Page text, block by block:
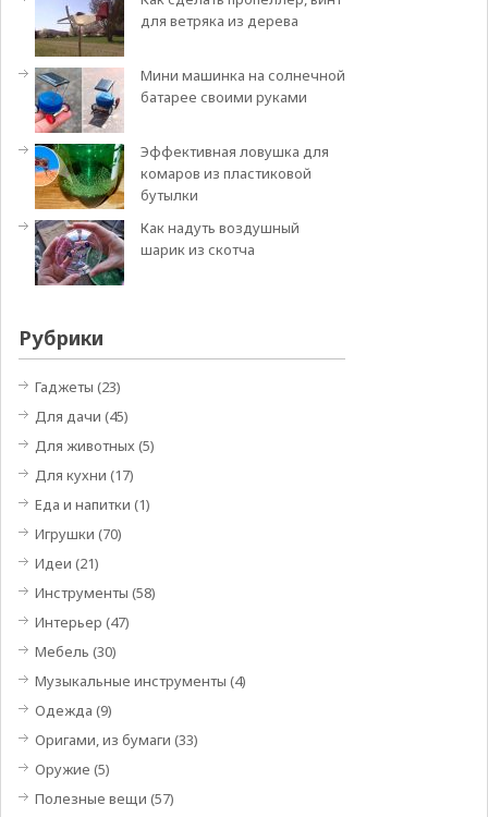
для ветряка из дерева
Мини машинка на солнечной
батарее своими руками
Эффективная ловушка для
комаров из пластиковой
бутылки
Как надуть воздушный
шарик из скотча
Рубрики
Гаджеты (23)
Для дачи (45)
Для животных(5)
Для кухни (17)
Еда и напитки (1)
Игрушки (70)
Идеи (21)
Инструменты (58)
Интерьер (47)
Мебель (30)
Музыкальные инструменты (4)
Одежда (9)
Оригами, из бумаги (33)
Оружие (5)
Полезные вещи (57)